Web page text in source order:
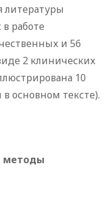
литературы
работе
и 56
2 клинических
10
основном тексте).
методы